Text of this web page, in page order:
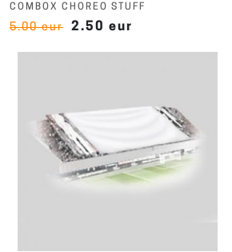
COMBOX CHOREO STUFF
5.00 eur 2.50 eur